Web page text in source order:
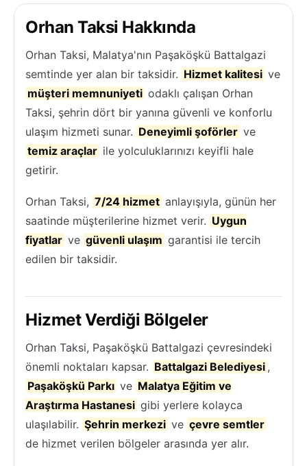
Orhan Taksi Hakkında
Orhan Taksi, Malatya'nın Paşaköşkü Battalgazi
semtinde yer alan bir taksidir. Hizmet kalitesi ve
müşteri memnuniyeti odaklı çalışan Orhan
Taksi, şehrin dört bir yanına güvenli ve konforlu
ulaşım hizmeti sunar. Deneyimli şoförler ve
temiz araçlar ile yolculuklarınızı keyifli hale
getirir.
Orhan Taksi, 7/24 hizmet anlayışıyla, günün her
saatinde müşterilerine hizmet verir. Uygun
fiyatlar ve güvenli ulaşım garantisi ile tercih
edilen bir taksidir.
Hizmet Verdiği Bölgeler
Orhan Taksi, Paşaköşkü Battalgazi çevresindeki
önemli noktaları kapsar. Battalgazi Belediyesi ,
Paşaköşkü Parkı ve Malatya Eğitim ve
Araştırma Hastanesi gibi yerlere kolayca
ulaşılabilir. Şehrin merkezi ve çevre semtler
de hizmet verilen bölgeler arasında yer alır.